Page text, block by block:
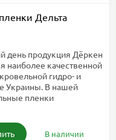
Дельта
день продукция Дёркен
наиболее качественной
гидро- и
Украины. В нашей
пленки
В наличии